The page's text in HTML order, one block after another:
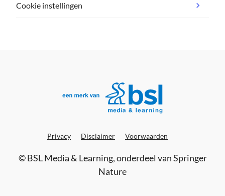
Cookie instellingen
Privacy Disclaimer Voorwaarden
©BSL Media & Learning, onderdeel vanSpringer
Nature